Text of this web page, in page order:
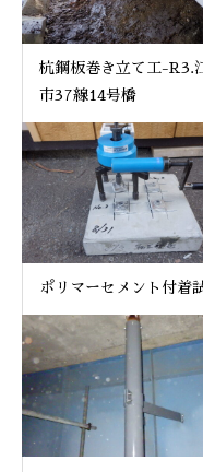
杭鋼板巻き立て工-R3.
市37線14号橋
ポリマーセメント付着